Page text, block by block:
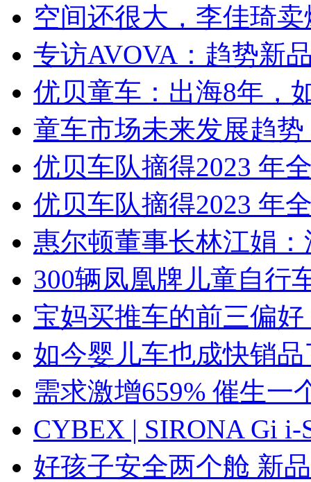
空间还很大，李佳琦
专访AVOVA：趋势新
优贝童车：出海8年，
童车市场未来发展趋
优贝车队摘得2023 年
优贝车队摘得2023 年
惠尔顿董事长林江娟
300辆凤凰牌儿童自行
宝妈买推车的前三偏
如今婴儿车也成快销
需求激增659% 催生一
CYBEX | SIRONA Gi
好孩子安全两个舱 新